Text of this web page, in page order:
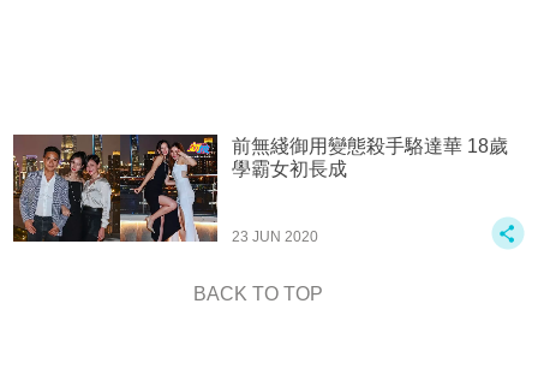
前無綫御用變態殺手駱達華 18歲
學霸女初長成
23 JUN 2020
BACK TO TOP